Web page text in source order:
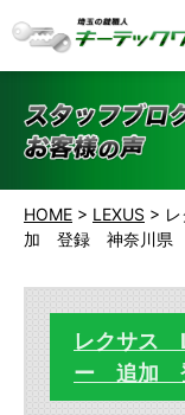
HOME > LEXUS >
加 登録 神奈川県
レクサス
ー 追加